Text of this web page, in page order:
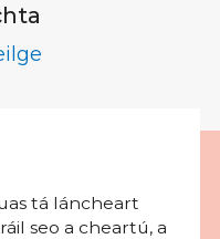
tá láncheart
seo a cheartú, a